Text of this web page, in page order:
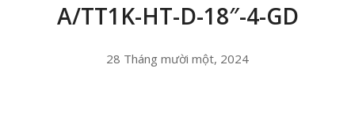
A/TT1K-HT-D-18″-4-GD
28 Tháng mười một, 2024